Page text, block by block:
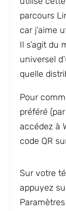
parcours
car j’aime
Il s’agit du
universel
quelle
Pour
préféré
accédez à
code QR
Sur votre
appuyez